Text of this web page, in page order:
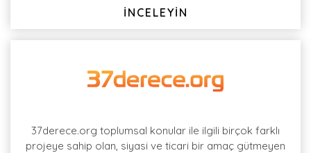
İNCELEYİN
37derece.org toplumsal konular ile ilgili birçok farklı
projeye sahip olan, siyasi ve ticari bir amaç gütmeyen